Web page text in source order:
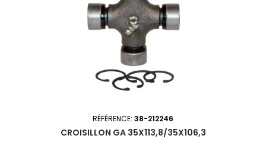
RÉFÉRENCE: 38-212246
CROISILLON GA 35X113,8/35X106,3